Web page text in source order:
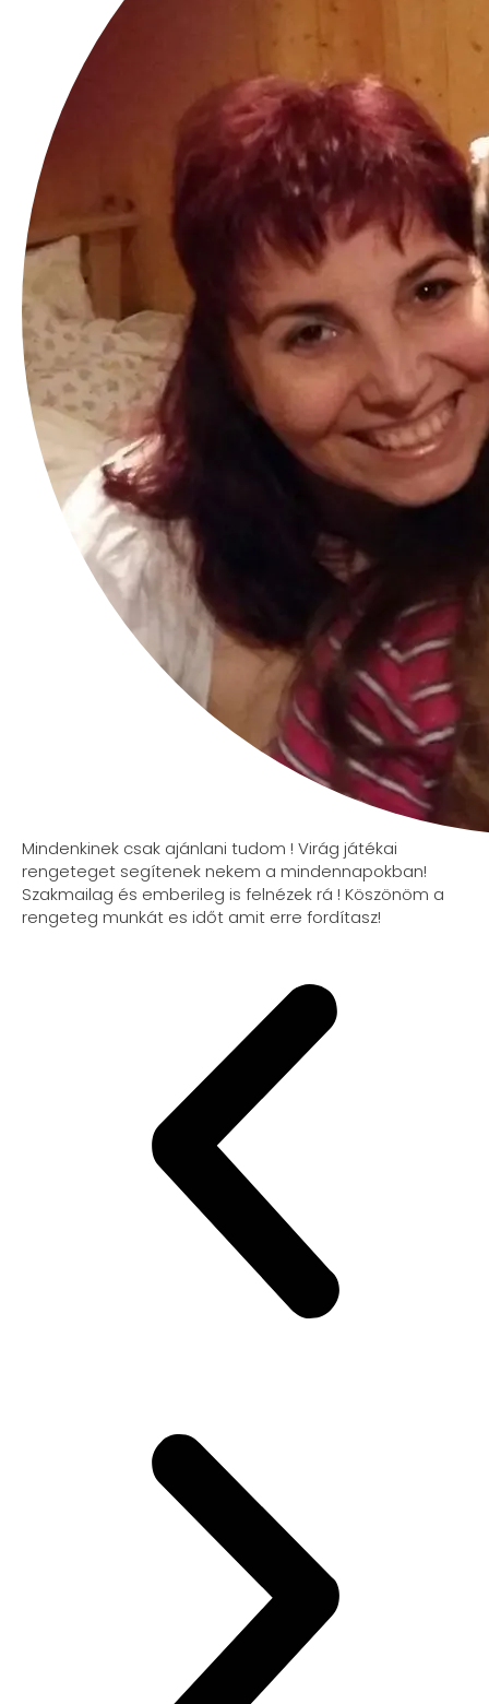
Mindenkinek csak ajánlani tudom ! Virág játékai
rengeteget segítenek nekem a mindennapokban!
Szakmailag és emberileg is felnézek rá ! Köszönöm a
rengeteg munkát es időt amit erre fordítasz!